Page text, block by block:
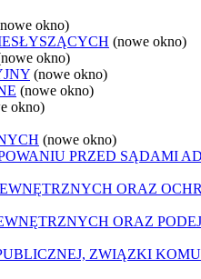
okno)
(nowe okno)
okno)
(nowe okno)
(nowe okno)
okno)
(nowe okno)
PRZED SĄDAMI
ORAZ
ORAZ
ZWIĄZKI